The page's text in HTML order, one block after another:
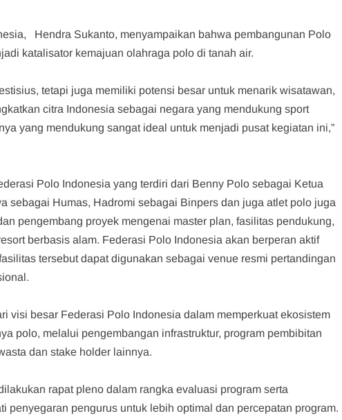
Hendra Sukanto, menyampaikan bahwa pembangunan Polo
katalisator kemajuan olahraga polo di tanah air.
tetapi juga memiliki potensi besar untuk menarik wisatawan,
citra Indonesia sebagai negara yang mendukung sport
yang mendukung sangat ideal untuk menjadi pusat kegiatan ini,”
Polo Indonesia yang terdiri dari Benny Polo sebagai Ketua
sebagai Humas, Hadromi sebagai Binpers dan juga atlet polo juga
pengembang proyek mengenai master plan, fasilitas pendukung,
berbasis alam. Federasi Polo Indonesia akan berperan aktif
tersebut dapat digunakan sebagai venue resmi pertandingan
visi besar Federasi Polo Indonesia dalam memperkuat ekosistem
polo, melalui pengembangan infrastruktur, program pembibitan
dan stake holder lainnya.
rapat pleno dalam rangka evaluasi program serta
penyegaran pengurus untuk lebih optimal dan percepatan program.